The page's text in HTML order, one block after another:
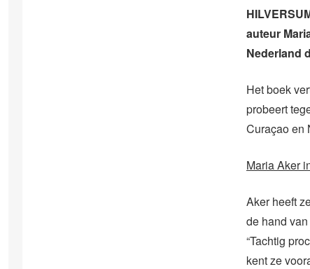
auteur
Nederland
Het boek
probeert
Curaçao en
Maria Aker
Aker heeft
de hand
“Tachtig
kent ze